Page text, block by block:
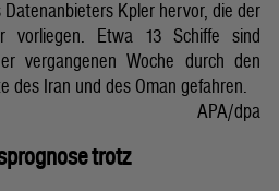
Kpler hervor, die der
vorliegen. Etwa 13 Schiffe sind
vergangenen Woche durch den
des Iran und des Oman gefahren.
APA/dpa
trotz